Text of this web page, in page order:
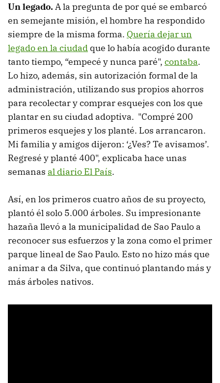
Un legado.A la pregunta de por qué se embarcó
en semejante misión, el hombre ha respondido
siempre de la misma forma. Quería dejar un
legado en la ciudad que lo había acogido durante
tanto tiempo, “empecé y nunca paré", contaba.
Lo hizo, además, sin autorización formal de la
administración, utilizando sus propios ahorros
para recolectar y comprar esquejes con los que
plantar en su ciudad adoptiva. "Compré 200
primeros esquejes y los planté. Los arrancaron.
Mi familia y amigos dijeron: ‘¿Ves? Te avisamos’.
Regresé y planté 400", explicaba hace unas
semanas al diario El País.
Así, en los primeros cuatro años de su proyecto,
plantó él solo 5.000 árboles. Su impresionante
hazaña llevó a la municipalidad de Sao Paulo a
reconocer sus esfuerzos y la zona como el primer
parque lineal de Sao Paulo. Esto no hizo más que
animar a da Silva, que continuó plantando más y
más árboles nativos.